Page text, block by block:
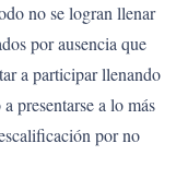
no se logran llenar
por ausencia que
a participar llenando
presentarse a lo más
por no